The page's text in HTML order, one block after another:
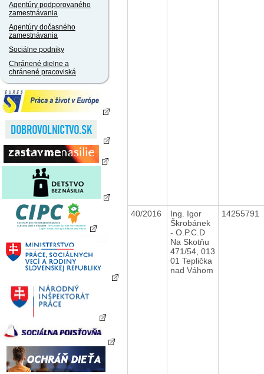
Agentúry podporovaného
zamestnávania
Agentúry dočasného
zamestnávania
Sociálne podniky
Chránené dielne a
chránené pracoviská
40/2016
Ing. Igor
Škrobánek
- O.P.C.D
Na Skotňu
471/54, 013
01 Teplička
nad Váhom
14255791